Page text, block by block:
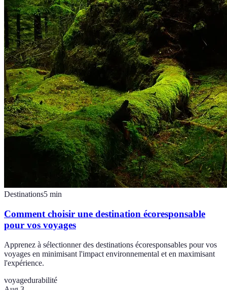
Destinations5 min
Comment choisir une destination écoresponsable
pour vos voyages
Apprenez à sélectionner des destinations écoresponsables pour vos
voyages en minimisant l'impact environnemental et en maximisant
l'expérience.
voyagedurabilité